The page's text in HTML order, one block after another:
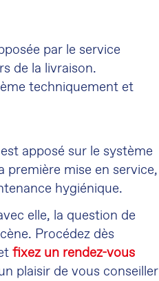
par le service
de la livraison.
techniquement et
apposé sur le système
première mise en service,
hygiénique.
elle, la question de
Procédez dès
fixez un rendez-vous
plaisir de vous conseiller